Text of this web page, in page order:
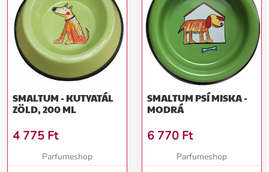
SMALTUM - KUTYATÁL
ZÖLD, 200 ML
4 775 Ft
Parfumeshop
SMALTUM PSÍ MISKA -
MODRÁ
6 770 Ft
Parfumeshop